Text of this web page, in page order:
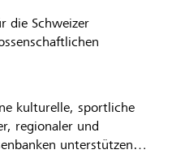
die Schweizer
kulturelle, sportliche
regionaler und
unterstützen